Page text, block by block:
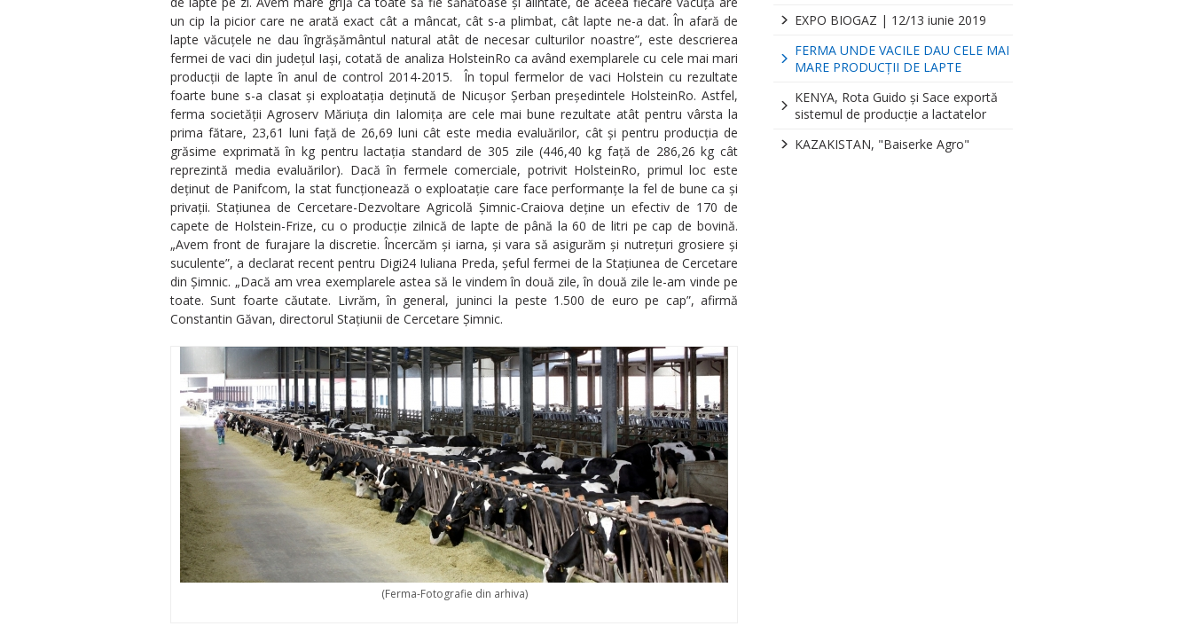
un cip la picior care ne arată exact cât a mâncat, cât s-a plimbat, cât lapte ne-a dat. În afară de
lapte văcuțele ne dau îngrășământul natural atât de necesar culturilor noastre”, este descrierea
fermei de vaci din județul Iași, cotată de analiza HolsteinRo ca având exemplarele cu cele mai mari
producții de lapte în anul de control 2014-2015. În topul fermelor de vaci Holstein cu rezultate
foarte bune s-a clasat și exploatația deținută de Nicușor Șerban președintele HolsteinRo. Astfel,
ferma societății Agroserv Măriuța din Ialomița are cele mai bune rezultate atât pentru vârsta la
prima fătare, 23,61 luni față de 26,69 luni cât este media evaluărilor, cât și pentru producția de
grăsime exprimată în kg pentru lactația standard de 305 zile (446,40 kg față de 286,26 kg cât
reprezintă media evaluărilor). Dacă în fermele comerciale, potrivit HolsteinRo, primul loc este
deținut de Panifcom, la stat funcționează o exploatație care face performanțe la fel de bune ca și
privații. Staţiunea de Cercetare-Dezvoltare Agricolă Şimnic-Craiova deține un efectiv de 170 de
capete de Holstein-Frize, cu o producție zilnică de lapte de până la 60 de litri pe cap de bovină.
„Avem front de furajare la discretie. Încercăm și iarna, și vara să asigurăm și nutrețuri grosiere și
suculente”, a declarat recent pentru Digi24 Iuliana Preda, şeful fermei de la Staţiunea de Cercetare
din Şimnic. „Dacă am vrea exemplarele astea să le vindem în două zile, în două zile le-am vinde pe
toate. Sunt foarte căutate. Livrăm, în general, juninci la peste 1.500 de euro pe cap”, afirmă
Constantin Găvan, directorul Staţiunii de Cercetare Şimnic.
(Ferma-Fotografie din arhiva)
EXPO BIOGAZ | 12/13 iunie 2019
FERMA UNDE VACILE DAU CELE MAI
MARE PRODUCȚII DE LAPTE
KENYA, Rota Guido şi Sace exportă
sistemul de producţie a lactatelor
KAZAKISTAN, "Baiserke Agro"